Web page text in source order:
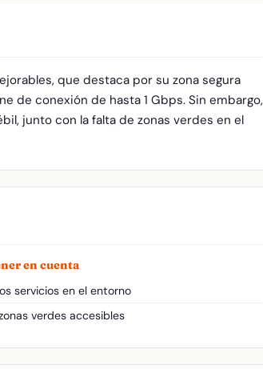
que destaca por su zona segura
de conexión de hasta 1 Gbps. Sin embargo,
junto con la falta de zonas verdes en el
en cuenta
servicios en el entorno
verdes accesibles